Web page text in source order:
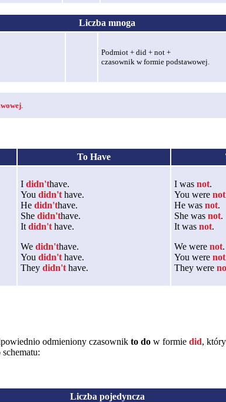
Liczba mnoga
Podmiot + did + not +
czasownik w formie podstawowej.
To Have
I didn'thave.
You didn't have.
He didn'thave.
She didn'thave.
It didn't have.
We didn'thave.
You didn't have.
They didn't have.
I was not.
You were not
He was not.
She was not.
It was not.
We were not.
You were not
They were
odmieniony czasownik to do w formie did,
Liczba pojedyncza